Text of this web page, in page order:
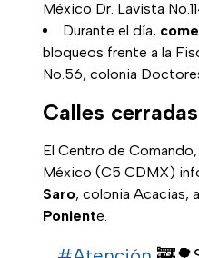
México Dr. Lavista
Durante el día,
bloqueos frente a la
No.56, colonia
Calles
El Centro de
México (C5 CDMX)
Saro, colonia Acacias,
Poniente.